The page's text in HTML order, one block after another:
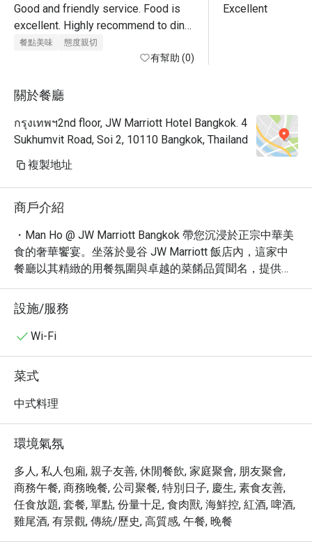
Good and friendly service. Food is
excellent. Highly recommend to dine
餐點美味 態度親切
有幫助 (0)
Excellent
關於餐廳
กรุงเทพฯ2nd floor, JW Marriott Hotel Bangkok. 4
Sukhumvit Road, Soi 2, 10110 Bangkok, Thailand
複製地址
商戶介紹
・Man Ho @ JW Marriott Bangkok 帶您沉浸於正宗中華美
食的奢華饗宴。坐落於曼谷 JW Marriott 飯店內，這家中
餐廳以其精緻的用餐氛圍與卓越的菜餚品質聞名，提供道
地的廣東點心與各式招牌菜。無論是精緻的午餐時光或豐
盛的晚餐體驗，Man Ho 都能滿足您對頂級中式料理的期
待。
・步入 Man Ho，寬敞典雅的用餐環境搭配親切的服務，
呈現出鮮美的海鮮、嫩滑的烤肉以及各式手工點心。必嚐
的包括經典的脆皮燒鵝，以及以新鮮食材烹製的各式海
味，每一道都是對中華飲食文化的致敬。
可享有高達 5 折的獨家優惠，以最超值的價格，品嚐這間
曼谷頂級中餐廳的精緻美味，為您的旅程增添一抹難忘的
味蕾記憶。
設施/服務
Wi-Fi
菜式
中式料理
環境氣氛
多人, 私人包廂, 親子友善, 休閒餐飲, 家庭聚會, 朋友聚會,
商務午餐, 商務晚餐, 公司聚餐, 特別日子, 慶生, 素食友善,
任食放題, 套餐, 單點, 份量十足, 食肉獸, 海鮮控, 紅酒, 啤酒,
雞尾酒, 有景觀, 傳統/歷史, 高質感, 午餐, 晚餐